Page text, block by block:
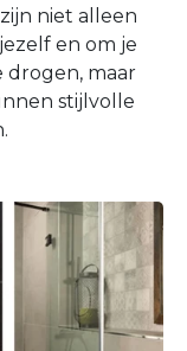
niet alleen
en om je
drogen, maar
stijlvolle